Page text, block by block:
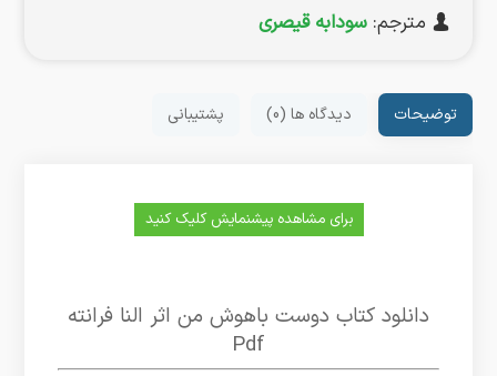
مترجم:سودابه قیصری
توضیحات دیدگاه ها (0) پشتیبانی
برای مشاهده پیشنمایش کلیک کنید
دانلود کتاب دوست باهوش من اثر النا فرانته
Pdf